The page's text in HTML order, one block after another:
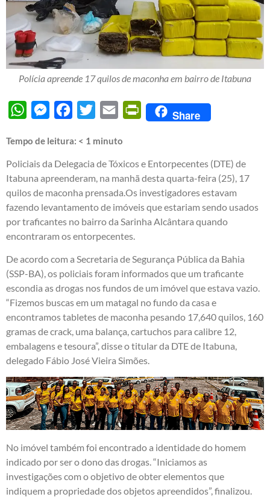
Polícia apreende 17 quilos de maconha em bairro de Itabuna
WhatsAppMessengerFacebook
Twitter Email PrintFriendly
Share
Tempo de leitura: < 1 minuto
Policiais da Delegacia de Tóxicos e Entorpecentes (DTE) de
Itabuna apreenderam, na manhã desta quarta-feira (25), 17
quilos de maconha prensada.Os investigadores estavam
fazendo levantamento de imóveis que estariam sendo usados
por traficantes no bairro da Sarinha Alcântara quando
encontraram os entorpecentes.
De acordo com a Secretaria de Segurança Pública da Bahia
(SSP-BA), os policiais foram informados que um traficante
escondia as drogas nos fundos de um imóvel que estava vazio.
“Fizemos buscas em um matagal no fundo da casa e
encontramos tabletes de maconha pesando 17,640 quilos, 160
gramas de crack, uma balança, cartuchos para calibre 12,
embalagens e tesoura”, disse o titular da DTE de Itabuna,
delegado Fábio José Vieira Simões.
No imóvel também foi encontrado a identidade do homem
indicado por ser o dono das drogas. “Iniciamos as
investigações com o objetivo de obter elementos que
indiquem a propriedade dos objetos apreendidos”, finalizou.